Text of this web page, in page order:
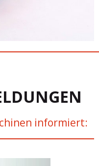
informiert: